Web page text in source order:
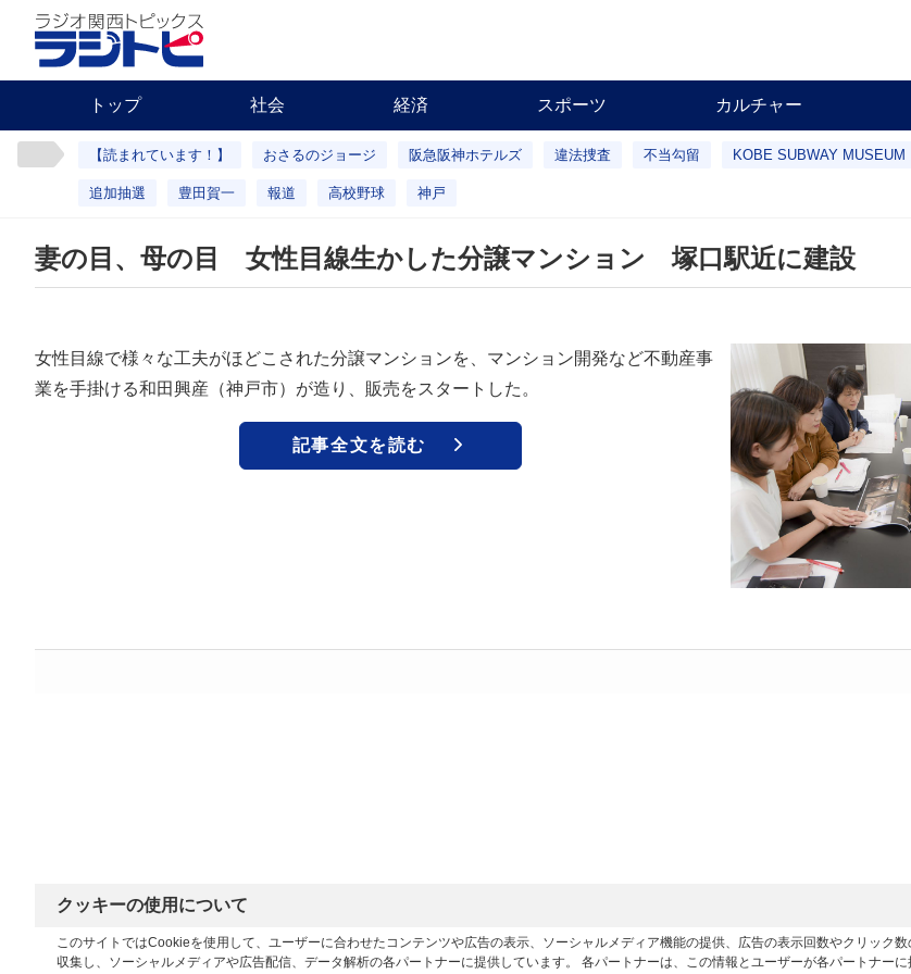
トップ 社会 経済 スポーツ カルチャー
【読まれています！】 おさるのジョージ 阪急阪神ホテルズ 違法捜査 不当勾留 KOBE SUBWAY MUSEUM
追加抽選 豊田賀一 報道 高校野球 神戸
妻の目、母の目 女性目線生かした分譲マンション 塚口駅近に建設
女性目線で様々な工夫がほどこされた分譲マンションを、マンション開発など不動産事
業を手掛ける和田興産（神戸市）が造り、販売をスタートした。
記事全文を読む
クッキーの使用について
このサイトではCookieを使用して、ユーザーに合わせたコンテンツや広告の表示、ソーシャルメディア機能の提供、広告の表示回数やクリック
収集し、ソーシャルメディアや広告配信、データ解析の各パートナーに提供しています。 各パートナーは、この情報とユーザーが各パートナー